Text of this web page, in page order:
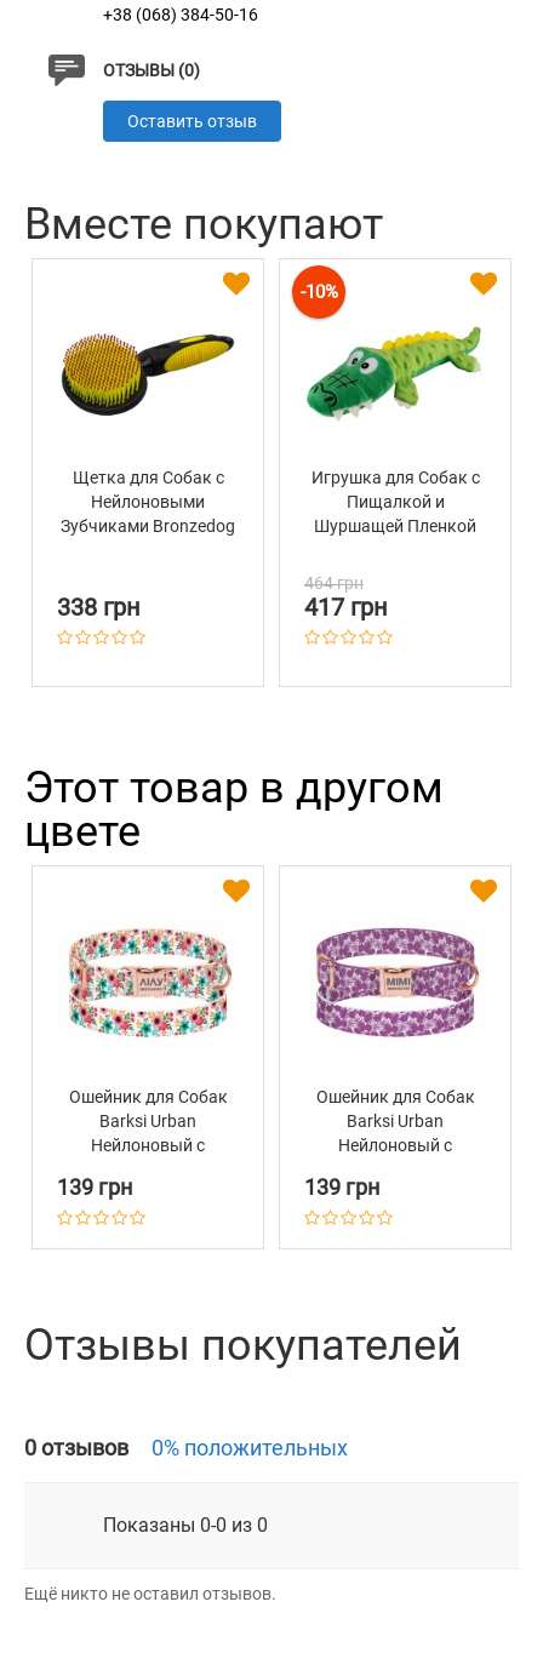
+38 (068) 384-50-16
ОТЗЫВЫ (0)
Оставить отзыв
Вместе покупают
Щетка для Собак с
Нейлоновыми
Зубчиками Bronzedog
338 грн
-10%
Игрушка для Собак с
Пищалкой и
Шуршащей Пленкой
Зеленый 35 х 15 см
464 грн
417 грн
Этот товар в другом
цвете
Ошейник для Собак
Barksi Urban
Нейлоновый с
Металлической
Пряжкой Цветы
139 грн
Ошейник для Собак
Barksi Urban
Нейлоновый с
Металлической
Пряжкой Цветы
139 грн
Отзывы покупателей
0 отзывов 0% положительных
Показаны 0-0 из 0
Ещё никто не оставил отзывов.